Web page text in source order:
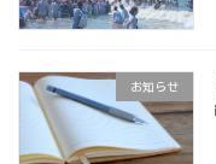
お知らせ